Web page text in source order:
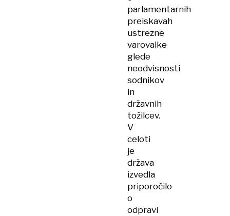
parlamentarnih
preiskavah
ustrezne
varovalke
glede
neodvisnosti
sodnikov
in
državnih
tožilcev.
V
celoti
je
država
izvedla
priporočilo
o
odpravi